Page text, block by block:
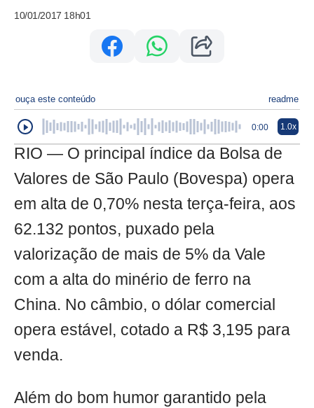
10/01/2017 18h01
ouça este conteúdo readme
0:00 1.0x
RIO — O principal índice da Bolsa de
Valores de São Paulo (Bovespa) opera
em alta de 0,70% nesta terça-feira, aos
62.132 pontos, puxado pela
valorização de mais de 5% da Vale
com a alta do minério de ferro na
China. No câmbio, o dólar comercial
opera estável, cotado a R$ 3,195 para
venda.
Além do bom humor garantido pela